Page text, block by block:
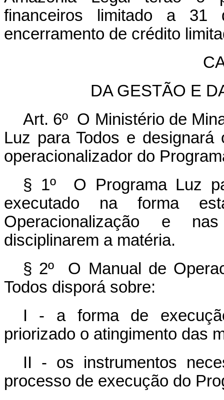
financeiros limitado a
encerramento de crédito
DA GESTÃO E
Art. 6º O Ministério de
Luz para Todos e
operacionalizador do
§ 1º O Programa Luz
executado na forma
Operacionalização e
disciplinarem a matéria.
§ 2º O Manual de
Todos disporá sobre:
I - a forma de
priorizado o atingimento das
II - os instrumentos
processo de execução do